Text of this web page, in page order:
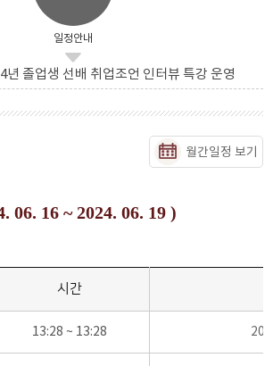
일정안내
년 졸업생 선배 취업조언 인터뷰 특강 운영
월간일정 보기
06. 16 ~ 2024. 06. 19 )
시간
13:28 ~ 13:28